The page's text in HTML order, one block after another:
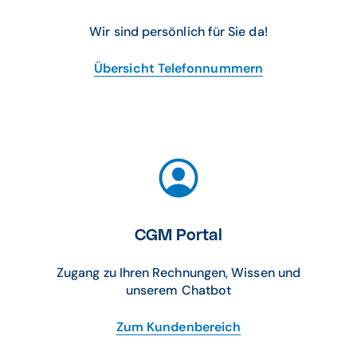
Wir sind persönlich für Sie da!
Übersicht Telefonnummern
CGM Portal
Zugang zu Ihren Rechnungen, Wissen und
unserem Chatbot
Zum Kundenbereich